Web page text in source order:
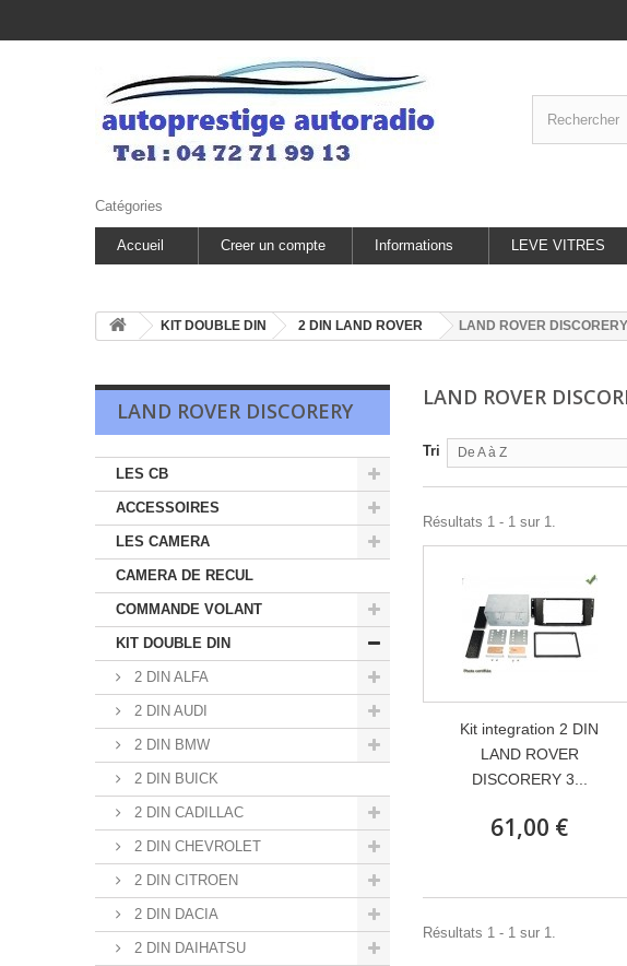
Catégories
Accueil Creer un compte Informations LEVE VITRES
KIT DOUBLE DIN 2 DIN LAND ROVER LAND ROVER DISCORERY
LAND ROVER DISCORERY
LES CB
ACCESSOIRES
LES CAMERA
CAMERA DE RECUL
COMMANDE VOLANT
KIT DOUBLE DIN
2 DIN ALFA
2 DIN AUDI
2 DIN BMW
2 DIN BUICK
2 DIN CADILLAC
2 DIN CHEVROLET
2 DIN CITROEN
2 DIN DACIA
2 DIN DAIHATSU
LAND ROVER
Tri De A à Z
Résultats 1 - 1 sur 1.
Kit integration 2 DIN
LAND ROVER
DISCORERY 3...
61,00 €
Résultats 1 - 1 sur 1.